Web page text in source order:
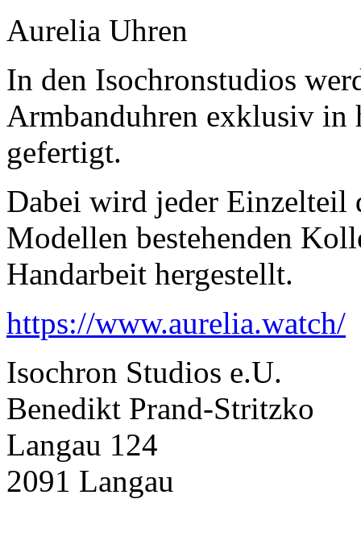
Aurelia Uhren
In den Isochronstudios
Armbanduhren exklusiv in
gefertigt.
Dabei wird jeder Einzelteil
Modellen bestehenden
Handarbeit hergestellt.
https://www.aurelia.watch/
Isochron Studios e.U.
Benedikt Prand-Stritzko
Langau 124
2091 Langau